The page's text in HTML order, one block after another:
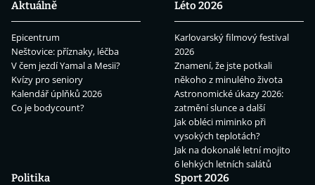
Aktuálně
Epicentrum
Neštovice: příznaky, léčba
V čem jezdí Yamal a Mesii?
Kvízy pro seniory
Kalendář úplňků 2026
Co je bodycount?
Léto 2026
Karlovarský filmový festival
2026
Znamení, že jste potkali
někoho z minulého života
Astronomické úkazy 2026:
zatmění slunce a další
Jak obléci miminko při
vysokých teplotách?
Jak na dokonalé letní mojito
6 lehkých letních salátů
Politika
Sport 2026